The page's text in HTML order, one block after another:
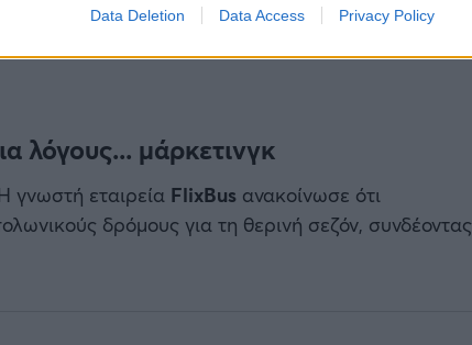
Data Deletion Data Access Privacy Policy
May
λόγους... μάρκετινγκ
εταιρεία FlixBus ανακοίνωσε ότι
δρόμους για τη θερινή σεζόν, συνδέοντας